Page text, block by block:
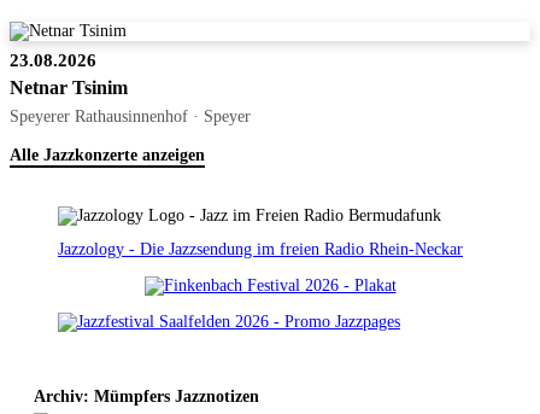
23.08.2026
Netnar Tsinim
Speyerer Rathausinnenhof · Speyer
Alle Jazzkonzerte anzeigen
Jazzology - Die Jazzsendung im freien Radio Rhein-Neckar
Archiv: Mümpfers Jazznotizen